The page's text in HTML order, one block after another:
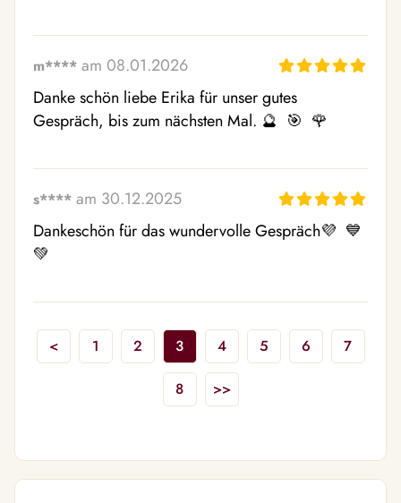
m**** am 08.01.2026
Danke schön liebe Erika für unser gutes
Gespräch, bis zum nächsten Mal. 🔮  🎯  🌹
s**** am 30.12.2025
Dankeschön für das wundervolle Gespräch💜  💙
💚
< 1 2 3 4 5 6 7
8 >>